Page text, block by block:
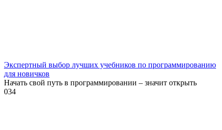
Экспертный выбор лучших учебников по программированию
для новичков
Начать свой путь в программировании – значит открыть
034